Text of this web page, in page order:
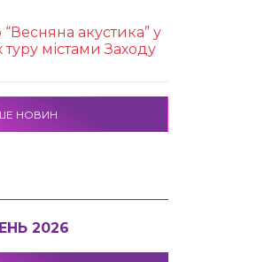
акустика” у
містами Заходу
НОВИН
2026